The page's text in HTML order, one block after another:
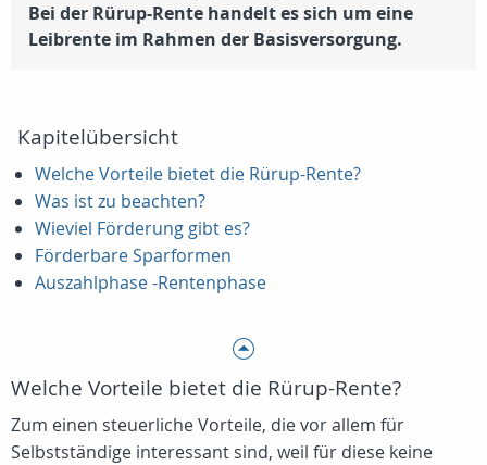
Bei der Rürup-Rente handelt es sich um eine
Leibrente im Rahmen der Basisversorgung.
Kapitelübersicht
Welche Vorteile bietet die Rürup-Rente?
Was ist zu beachten?
Wieviel Förderung gibt es?
Förderbare Sparformen
Auszahlphase -Rentenphase
Welche Vorteile bietet die Rürup-Rente?
Zum einen steuerliche Vorteile, die vor allem für
Selbstständige interessant sind, weil für diese keine